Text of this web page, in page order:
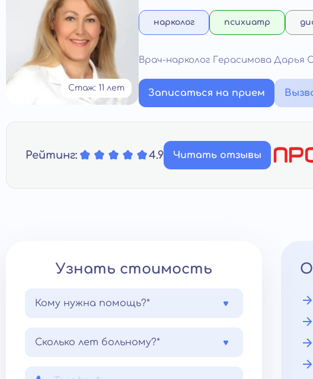
Стаж: 11 лет
нарколог психиатр
Врач-нарколог Герасимова Дарья
Записаться на прием
Рейтинг: 4.9 Читать отзывы
Узнать стоимость
Кому нужна помощь?*
Сколько лет больному?*